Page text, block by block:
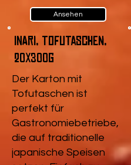
Ansehen
Inari, Tofutaschen,
20x300g
Der Karton mit
Tofutaschen ist
perfekt für
Gastronomiebetriebe,
die auf traditionelle
japanische Speisen